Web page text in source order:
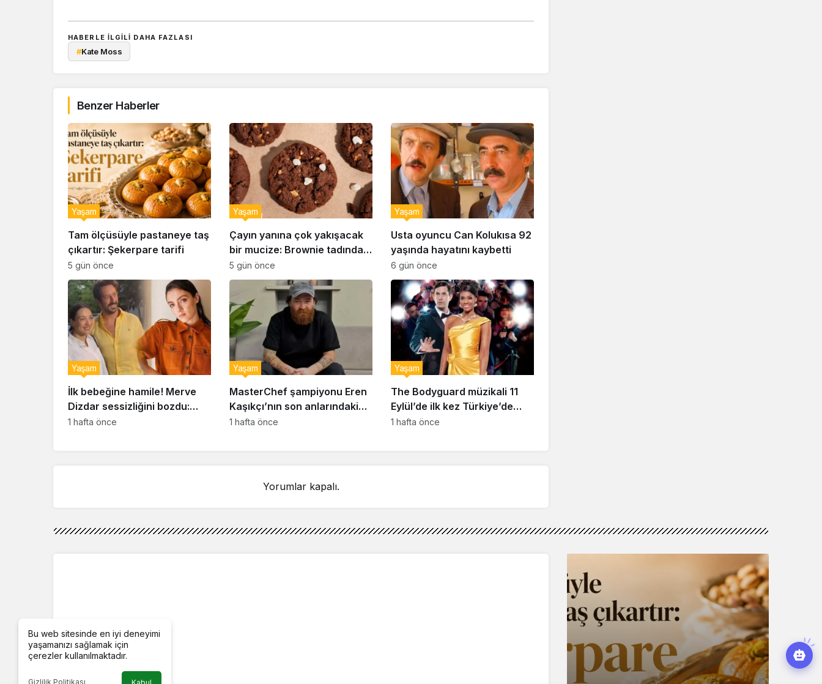
HABERLE ILGILI DAHA FAZLASI
#Kate Moss
Benzer Haberler
Tam ölçüsüyle pastaneye taş
çıkartır: Şekerpare tarifi
Yaşam
5 gün önce
Çayın yanına çok yakışacak
bir mucize: Brownie tadında
ıslak kurabiye tarifi…
Yaşam
5 gün önce
Usta oyuncu Can Kolukısa 92
yaşında hayatını kaybetti
Yaşam
6 gün önce
İlk bebeğine hamile! Merve
Dizdar sessizliğini bozdu:
‘İsim bulmak çok zor’
Yaşam
1 hafta önce
MasterChef şampiyonu Eren
Kaşıkçı’nın son anlarındaki
kahreden detay ortaya çıktı
Yaşam
1 hafta önce
The Bodyguard müzikali 11
Eylül’de ilk kez Türkiye’de
sahnelenecek
Yaşam
1 hafta önce
Yorumlar kapalı.
Bu web sitesinde en iyi deneyimi
yaşamanızı sağlamak için
çerezler kullanılmaktadır.
Gizlilik Politikası